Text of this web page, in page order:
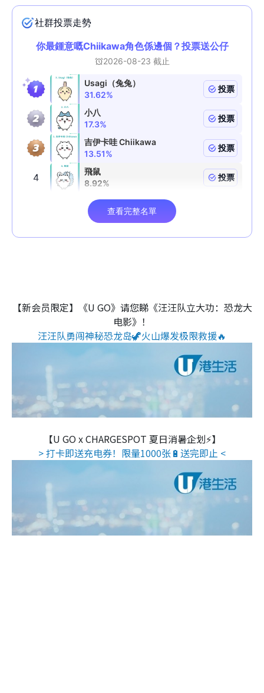
【新会员限定】《U GO》请您睇《汪汪队立大功：恐龙大
电影》！
汪汪队勇闯神秘恐龙岛🦖火山爆发极限救援🔥
【U GO x CHARGESPOT 夏日消暑企划⚡】
> 打卡即送充电券！限量1000张🔋送完即止 <